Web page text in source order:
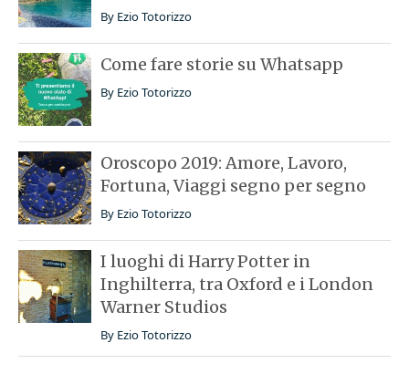
By Ezio Totorizzo
Come fare storie su Whatsapp
By Ezio Totorizzo
Oroscopo 2019: Amore, Lavoro,
Fortuna, Viaggi segno per segno
By Ezio Totorizzo
I luoghi di Harry Potter in
Inghilterra, tra Oxford e i London
Warner Studios
By Ezio Totorizzo